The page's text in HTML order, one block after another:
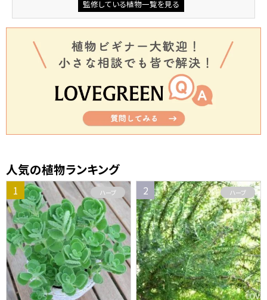
監修している植物一覧を見る
人気の植物ランキング
ハーブ ハーブ